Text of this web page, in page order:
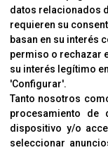
Contacto
Cambios Y
CORVER
Aviso Legal
Sobre Nosotros
Cookies
datos relacionados
requieren su
basan en su interés
permiso o rechazar
su interés legítimo
'Configurar'.
Tanto nosotros
procesamiento de
dispositivo y/o
seleccionar